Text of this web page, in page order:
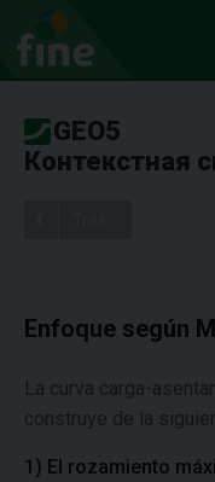
GEO5
Контекстная
Enfoque según
La curva carga-
construye de la
1) El rozamiento